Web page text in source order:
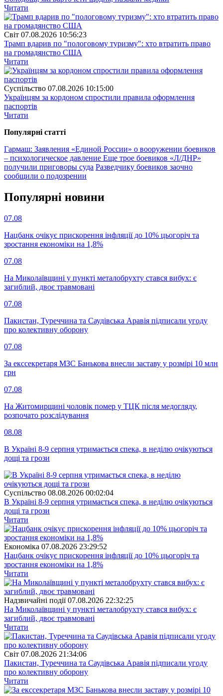
Читати
Свiт 07.08.2026 10:56:23
Трамп вдарив по "пологовому туризму": хто втратить право
на громадянство США
Читати
Суспiльство 07.08.2026 10:15:00
Українцям за кордоном спростили правила оформлення
паспортів
Читати
Популярнi статтi
Гармаш: Заявления «Единой России» о вооружении боевиков
– психологическое давление Еще трое боевиков «Л/ДНР»
получили приговоры суда Разведчику боевиков заочно
сообщили о подозрении
Популярнi новини
07.08
Нацбанк очікує прискорення інфляції до 10% цьогоріч та
зростання економіки на 1,8%
07.08
На Миколаївщині у пункті металобрухту стався вибух: є
загиблий, двоє травмовані
07.08
Пакистан, Туреччина та Саудівська Аравія підписали угоду
про колективну оборону
07.08
За екссекретаря МЗС Банькова внесли заставу у розмірі 10 млн
грн
07.08
На Житомирщині чоловік помер у ТЦК після медогляду,
розпочато розслідування
08.08
В Україні 8-9 серпня утримається спека, в неділю очікуються
дощі та грози
Суспiльство 08.08.2026 00:02:04
В Україні 8-9 серпня утримається спека, в неділю очікуються
дощі та грози
Читати
Економіка 07.08.2026 23:29:52
Нацбанк очікує прискорення інфляції до 10% цьогоріч та
зростання економіки на 1,8%
Читати
Надзвичайні події 07.08.2026 22:32:25
На Миколаївщині у пункті металобрухту стався вибух: є
загиблий, двоє травмовані
Читати
Свiт 07.08.2026 21:34:06
Пакистан, Туреччина та Саудівська Аравія підписали угоду
про колективну оборону
Читати